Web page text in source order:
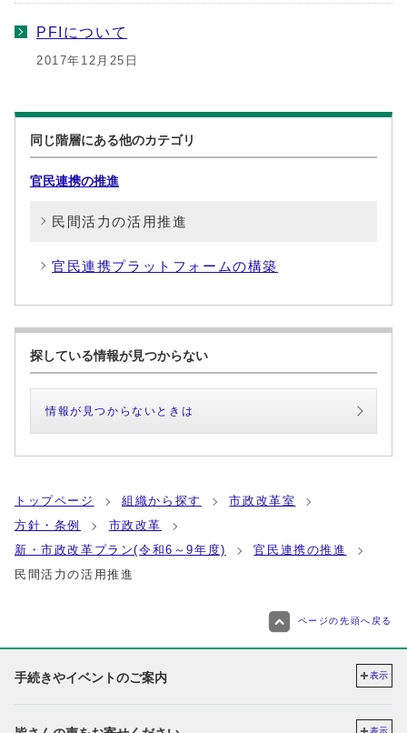
PFIについて
2017年12月25日
同じ階層にある他のカテゴリ
官民連携の推進
民間活力の活用推進
官民連携プラットフォームの構築
探している情報が見つからない
情報が見つからないときは
トップページ 組織から探す
市政改革室
方針・条例
市政改革
新・市政改革プラン(令和6～9年度)
官民連携の推進
民間活力の活用推進
ページの先頭へ戻る
手続きやイベントのご案内 表示
表示